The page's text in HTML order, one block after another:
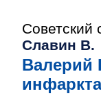
Советский
Славин В.
Валерий
инфаркта